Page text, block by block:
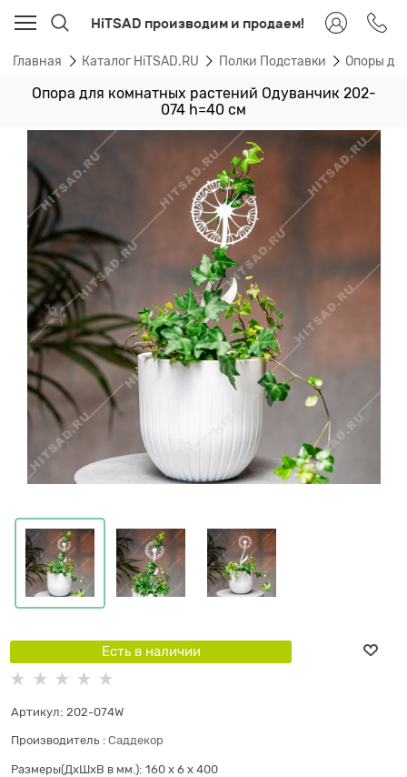
HiTSAD производим и продаем!
Главная Каталог HiTSAD.RU Полки Подставки Опоры
Опора для комнатных растений Одуванчик 202-
074 h=40 см
Есть в наличии
Артикул: 202-074W
Производитель : Саддекор
Размеры(ДхШхВ в мм.): 160 x 6 x 400